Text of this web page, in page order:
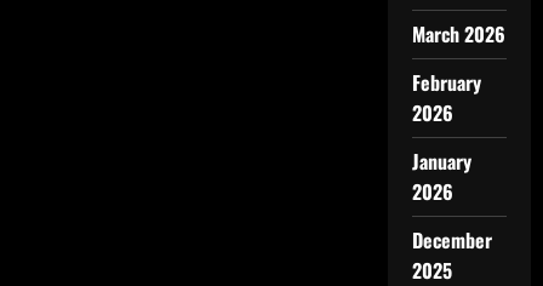
March 2026
February
2026
January
2026
December
2025